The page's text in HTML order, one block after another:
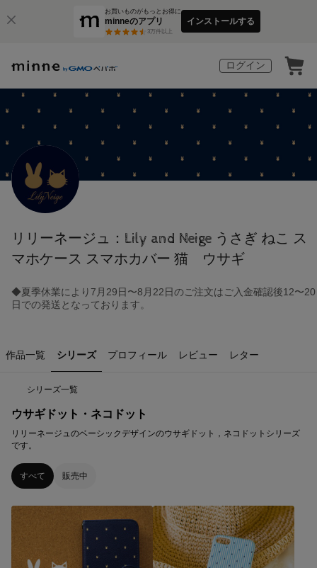
お買いものがもっとお得に
minneのアプリ
3万件以上
インストールする
ログイン
リリーネージュ：Lily and Neige うさぎ ねこ ス
マホケース スマホカバー 猫 ウサギ
◆夏季休業により7月29日〜8月22日のご注文はご入金確認後12〜20
日での発送となっております。
作品一覧 シリーズ プロフィール レビュー レター
シリーズ一覧
ウサギドット・ネコドット
リリーネージュのベーシックデザインのウサギドット，ネコドットシリーズ
です。
すべて 販売中